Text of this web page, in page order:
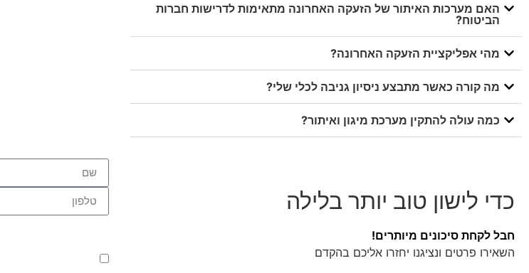
האם מערכות האיתור של הזעקה האחרונה מתאימות לדרישות חברות
הביטוח?
מהי אפליקציית הזעקה האחרונה?
מה קורה כאשר מתבצע ניסיון גניבה לכלי שלי?
כמה עולה להתקין מערכת מיגון ואיתור?
כדי לישון טוב יותר בלילה
חבל לקחת סיכונים מיותרים!
השאירו פרטים ונציגנו יחזרו אליכם בהקדם